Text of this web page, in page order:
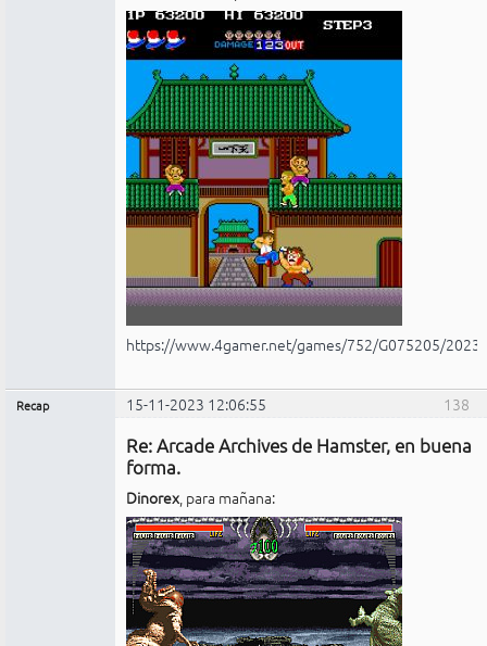
https://www.4gamer.net/games/752/G075205/
138
Recap 15-11-2023 12:06:55
Re: Arcade Archives de Hamster, en buena
forma.
Dinorex, para mañana: